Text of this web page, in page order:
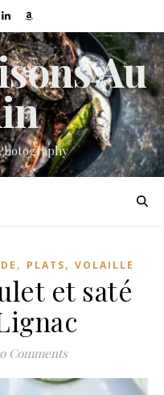
Au
, PLATS, VOLAILLE
et saté
Comments